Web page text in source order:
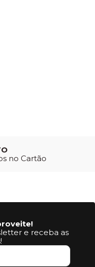
no Cartão
e receba as